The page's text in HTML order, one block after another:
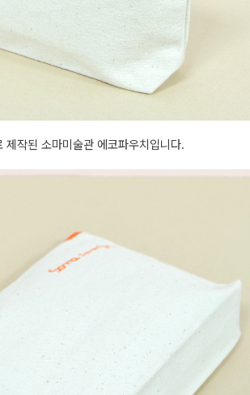
제작된 소마미술관 에코파우치입니다.